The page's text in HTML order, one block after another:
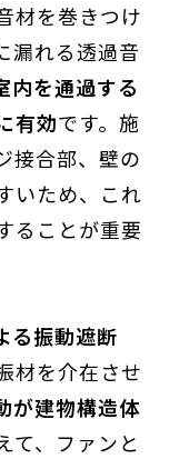
材を巻きつけ
漏れる透過音
内を通過する
有効です。施
接合部、壁の
いため、これ
ることが重要
る振動遮断
材を介在させ
が建物構造体
て、ファンと